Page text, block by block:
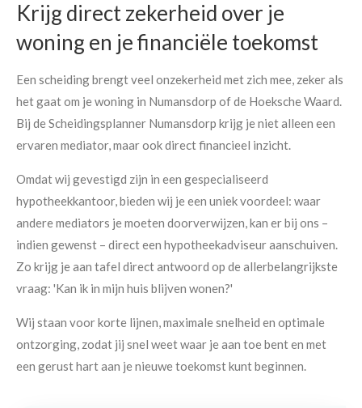
Krijg direct zekerheid over je
woning en je financiële toekomst
Een scheiding brengt veel onzekerheid met zich mee, zeker als
het gaat om je woning in Numansdorp of de Hoeksche Waard.
Bij de Scheidingsplanner Numansdorp krijg je niet alleen een
ervaren mediator, maar ook direct financieel inzicht.
Omdat wij gevestigd zijn in een gespecialiseerd
hypotheekkantoor, bieden wij je een uniek voordeel: waar
andere mediators je moeten doorverwijzen, kan er bij ons –
indien gewenst – direct een hypotheekadviseur aanschuiven.
Zo krijg je aan tafel direct antwoord op de allerbelangrijkste
vraag: 'Kan ik in mijn huis blijven wonen?'
Wij staan voor korte lijnen, maximale snelheid en optimale
ontzorging, zodat jij snel weet waar je aan toe bent en met
een gerust hart aan je nieuwe toekomst kunt beginnen.